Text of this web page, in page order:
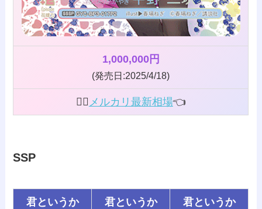
1,000,000円
(発売日:2025/4/18)
👰‍♀️ メルカリ最新相場👈️
SSP
君というか
君というか
君というか